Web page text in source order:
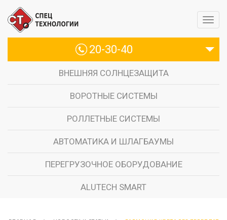
20-30-40
ВНЕШНЯЯ СОЛНЦЕЗАЩИТА
ВОРОТНЫЕ СИСТЕМЫ
РОЛЛЕТНЫЕ СИСТЕМЫ
АВТОМАТИКА И ШЛАГБАУМЫ
ПЕРЕГРУЗОЧНОЕ ОБОРУДОВАНИЕ
ALUTECH SMART